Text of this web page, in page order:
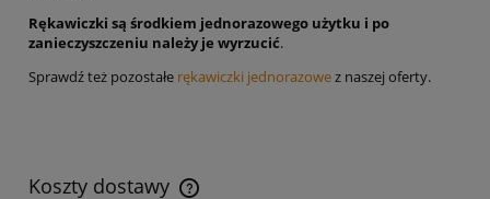
Rękawiczki są środkiem jednorazowego użytku i po
zanieczyszczeniu należy je wyrzucić.
Sprawdź też pozostałe rękawiczki jednorazowez naszej oferty.
Koszty dostawy